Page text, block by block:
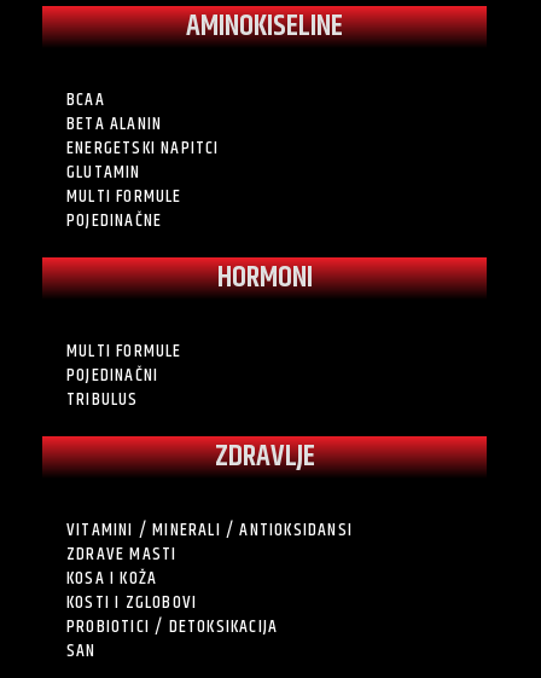
AMINOKISELINE
BCAA
BETA ALANIN
ENERGETSKI NAPITCI
GLUTAMIN
MULTI FORMULE
POJEDINAČNE
HORMONI
MULTI FORMULE
POJEDINAČNI
TRIBULUS
ZDRAVLJE
VITAMINI / MINERALI / ANTIOKSIDANSI
ZDRAVE MASTI
KOSA I KOŽA
KOSTI I ZGLOBOVI
PROBIOTICI / DETOKSIKACIJA
SAN